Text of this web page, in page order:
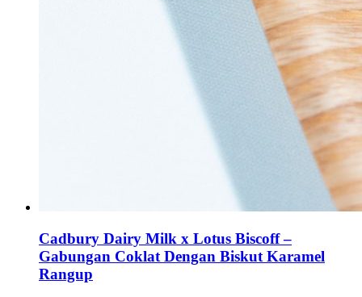
Cadbury Dairy Milk x Lotus Biscoff –
Gabungan Coklat Dengan Biskut Karamel
Rangup